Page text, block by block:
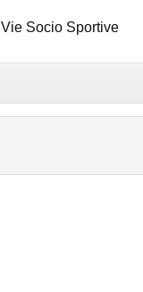
Vie Socio Sportive